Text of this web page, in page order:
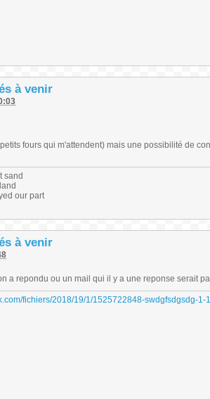
à venir
fours qui m'attendent) mais une possibilité de
sand
our part
à venir
a repondu ou un mail qui il y a une reponse serait